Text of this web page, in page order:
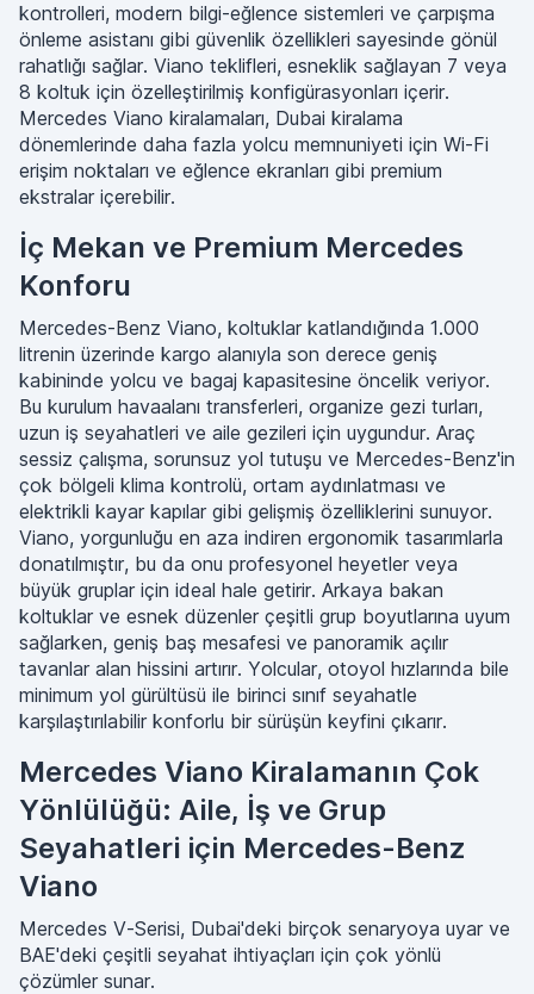
kontrolleri, modern bilgi-eğlence sistemleri ve çarpışma
önleme asistanı gibi güvenlik özellikleri sayesinde gönül
rahatlığı sağlar. Viano teklifleri, esneklik sağlayan 7 veya
8 koltuk için özelleştirilmiş konfigürasyonları içerir.
Mercedes Viano kiralamaları, Dubai kiralama
dönemlerinde daha fazla yolcu memnuniyeti için Wi-Fi
erişim noktaları ve eğlence ekranları gibi premium
ekstralar içerebilir.
İç Mekan ve Premium Mercedes
Konforu
Mercedes-Benz Viano, koltuklar katlandığında 1.000
litrenin üzerinde kargo alanıyla son derece geniş
kabininde yolcu ve bagaj kapasitesine öncelik veriyor.
Bu kurulum havaalanı transferleri, organize gezi turları,
uzun iş seyahatleri ve aile gezileri için uygundur. Araç
sessiz çalışma, sorunsuz yol tutuşu ve Mercedes-Benz'in
çok bölgeli klima kontrolü, ortam aydınlatması ve
elektrikli kayar kapılar gibi gelişmiş özelliklerini sunuyor.
Viano, yorgunluğu en aza indiren ergonomik tasarımlarla
donatılmıştır, bu da onu profesyonel heyetler veya
büyük gruplar için ideal hale getirir. Arkaya bakan
koltuklar ve esnek düzenler çeşitli grup boyutlarına uyum
sağlarken, geniş baş mesafesi ve panoramik açılır
tavanlar alan hissini artırır. Yolcular, otoyol hızlarında bile
minimum yol gürültüsü ile birinci sınıf seyahatle
karşılaştırılabilir konforlu bir sürüşün keyfini çıkarır.
Mercedes Viano Kiralamanın Çok
Yönlülüğü: Aile, İş ve Grup
Seyahatleri için Mercedes-Benz
Viano
Mercedes V-Serisi, Dubai'deki birçok senaryoya uyar ve
BAE'deki çeşitli seyahat ihtiyaçları için çok yönlü
çözümler sunar.